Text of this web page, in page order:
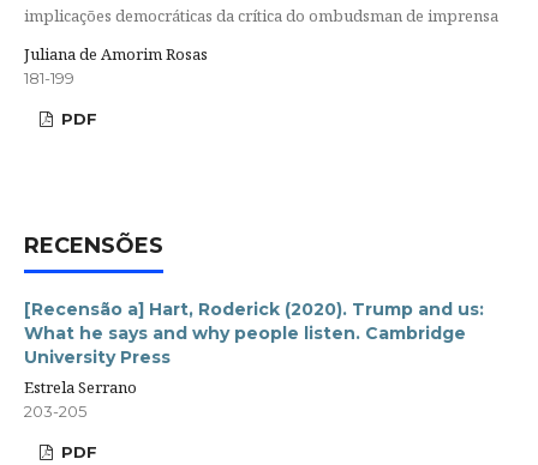
implicações democráticas da crítica do ombudsman de imprensa
Juliana de Amorim Rosas
181-199
PDF
RECENSÕES
[Recensão a] Hart, Roderick (2020). Trump and us:
What he says and why people listen. Cambridge
University Press
Estrela Serrano
203-205
PDF